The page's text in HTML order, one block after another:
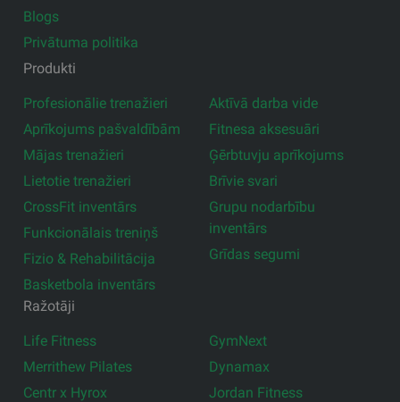
Blogs
Privātuma politika
Produkti
Profesionālie trenažieri
Aprīkojums pašvaldībām
Mājas trenažieri
Lietotie trenažieri
CrossFit inventārs
Funkcionālais treniņš
Fizio & Rehabilitācija
Basketbola inventārs
Aktīvā darba vide
Fitnesa aksesuāri
Ģērbtuvju aprīkojums
Brīvie svari
Grupu nodarbību
inventārs
Grīdas segumi
Ražotāji
Life Fitness
Merrithew Pilates
Centr x Hyrox
GymNext
Dynamax
Jordan Fitness